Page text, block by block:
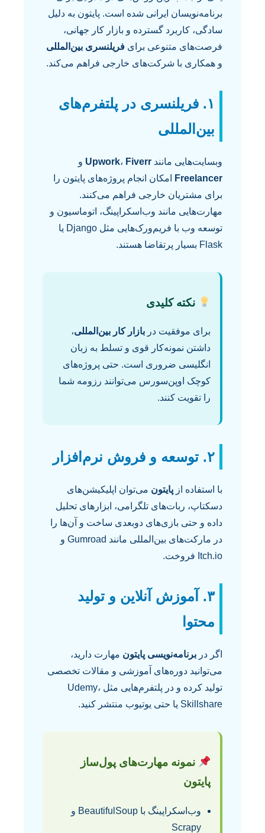
برنامه‌نویسان ایرانی شده است. پایتون به دلیل
سادگی، کاربرد گسترده و بازار کار جهانی،
فرصت‌های متنوعی برای فریلنسری بین‌المللی
و همکاری با شرکت‌های خارجی فراهم می‌کند.
۱. فریلنسری در پلتفرم‌های
بین‌المللی
وبسایت‌هایی مانند Upwork، Fiverr
و
Freelancer
امکان انجام پروژه‌های پایتون را
برای مشتریان خارجی فراهم می‌کنند.
مهارت‌هایی مانند وب‌اسکراپینگ، اتوماسیون و
توسعه وب با فریم‌ورک‌هایی مثل Django یا
Flask بسیار پرتقاضا هستند.
نکته کلیدی
برای موفقیت در بازار کار بین‌المللی،
داشتن نمونه‌کار قوی و تسلط به زبان
انگلیسی ضروری است. حتی پروژه‌های
کوچک اوپن‌سورس می‌توانند رزومه شما
را تقویت کنند.
۲. توسعه و فروش نرم‌افزار
با استفاده از پایتون می‌توان اپلیکیشن‌های
دسکتاپ، ربات‌های تلگرامی، ابزارهای تحلیل
داده و حتی بازی‌های دوبعدی ساخت و آن‌ها را
در مارکت‌های بین‌المللی مانند Gumroad و
Itch.io فروخت.
۳. آموزش آنلاین و تولید
محتوا
اگر در برنامه‌نویسی پایتون مهارت دارید،
می‌توانید دوره‌های آموزشی و مقالات تخصصی
تولید کرده و در پلتفرم‌هایی مثل Udemy،
Skillshare یا حتی یوتیوب منتشر کنید.
نمونه مهارت‌های پول‌ساز
پایتون
وب‌اسکراپینگ با BeautifulSoup و
Scrapy